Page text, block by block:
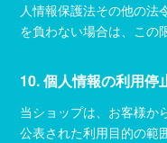
人情報保護法その他の法
を負わない場合は、この
10. 個人情報の利用停
当ショップは、お客様か
公表された利用目的の範